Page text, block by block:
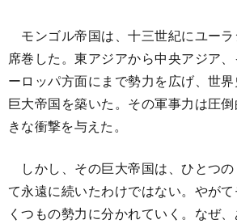
モンゴル帝国は、十三世紀にユー
席巻した。東アジアから中央アジア
ーロッパ方面にまで勢力を広げ、世
巨大帝国を築いた。その軍事力は圧
きな衝撃を与えた。
しかし、その巨大帝国は、ひとつ
て永遠に続いたわけではない。やが
くつもの勢力に分かれていく。なぜ